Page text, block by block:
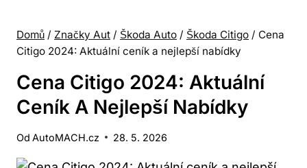
Domů / Značky Aut / Škoda Auto / Škoda Citigo / Cena
Citigo 2024: Aktuální ceník a nejlepší nabídky
Cena Citigo 2024: Aktuální
Ceník A Nejlepší Nabídky
Od AutoMACH.cz 28. 5. 2026